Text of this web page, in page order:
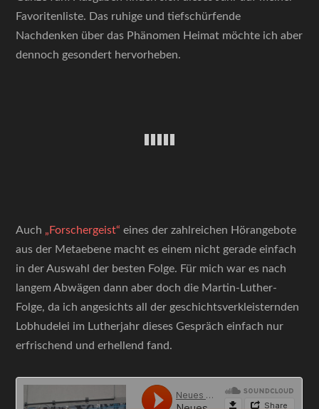
Favoritenliste. Das ruhige und tiefschürfende
Nachdenken über das Phänomen Heimat möchte ich aber
dennoch gesondert hervorheben.
Auch „Forschergeist“ eines der zahlreichen Hörangebote
aus der Metaebene macht es einem nicht gerade einfach
in der Auswahl der besten Folge. Für mich war es nach
langem Abwägen dann aber doch die Martin-Luther-
Folge, da ich angesichts all der geschichtsverkleisternden
Lobhudelei im Lutherjahr dieses Gespräch einfach nur
erfrischend und erhellend fand.